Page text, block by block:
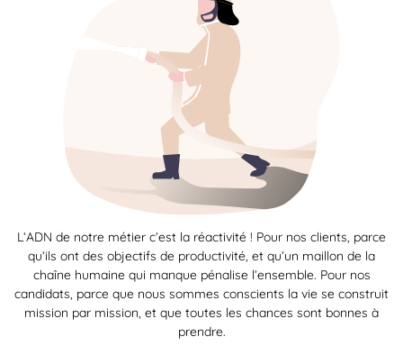
L’ADN de notre métier c’est la réactivité ! Pour nos clients, parce
qu’ils ont des objectifs de productivité, et qu’un maillon de la
chaîne humaine qui manque pénalise l’ensemble. Pour nos
candidats, parce que nous sommes conscients la vie se construit
mission par mission, et que toutes les chances sont bonnes à
prendre.